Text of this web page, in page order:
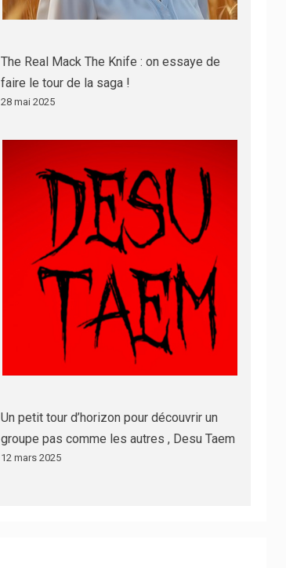
The Real Mack The Knife : on essaye de
faire le tour de la saga !
28 mai 2025
Un petit tour d’horizon pour découvrir un
groupe pas comme les autres , Desu Taem
12 mars 2025